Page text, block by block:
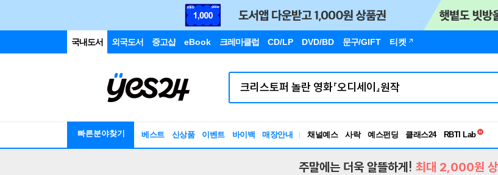
국내도서 외국도서 중고샵 eBook 크레마클럽 CD/LP DVD/BD 문구/GIFT 티켓
빠른분야찾기 베스트 신상품 이벤트 바이백 매장안내 채널예스 사락 예스펀딩 클래스24
독서유형검사
주말에는 더욱 알뜰하게! 최대 2,000원